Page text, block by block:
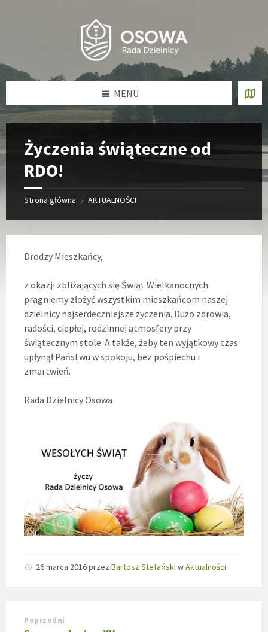
MENU
Życzenia świąteczne od
RDO!
Strona główna / AKTUALNOŚCI
Drodzy Mieszkańcy,
z okazji zbliżających się Świąt Wielkanocnych
pragniemy złożyć wszystkim mieszkańcom naszej
dzielnicy najserdeczniejsze życzenia. Dużo zdrowia,
radości, ciepłej, rodzinnej atmosfery przy
świątecznym stole. A także, żeby ten wyjątkowy czas
upłynął Państwu w spokoju, bez pośpiechu i
zmartwień.
Rada Dzielnicy Osowa
26 marca 2016przez Bartosz Stefański wAktualności
Poprzedni